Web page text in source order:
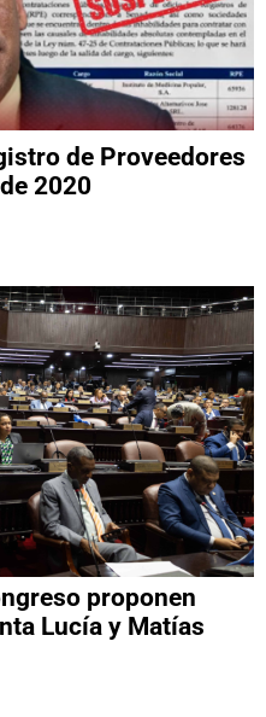
de Proveedores
2020
proponen
Lucía y Matías